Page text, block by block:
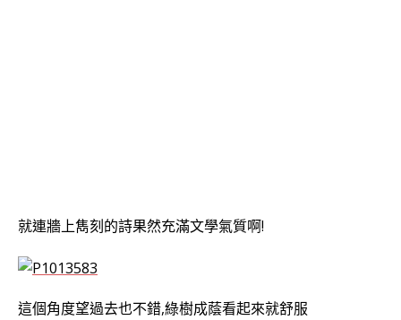
就連牆上雋刻的詩果然充滿文學氣質啊!
這個角度望過去也不錯,綠樹成蔭看起來就舒服